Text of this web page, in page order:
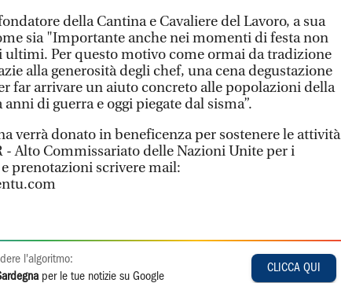
della Cantina e Cavaliere del Lavoro, a sua
sia "Importante anche nei momenti di festa non
ultimi. Per questo motivo come ormai da tradizione
alla generosità degli chef, una cena degustazione
far arrivare un aiuto concreto alle popolazioni della
anni di guerra e oggi piegate dal sisma”.
verrà donato in beneficenza per sostenere le attività
- Alto Commissariato delle Nazioni Unite per i
prenotazioni scrivere mail:
l'algoritmo:
per le tue notizie su Google
CLICCA QUI